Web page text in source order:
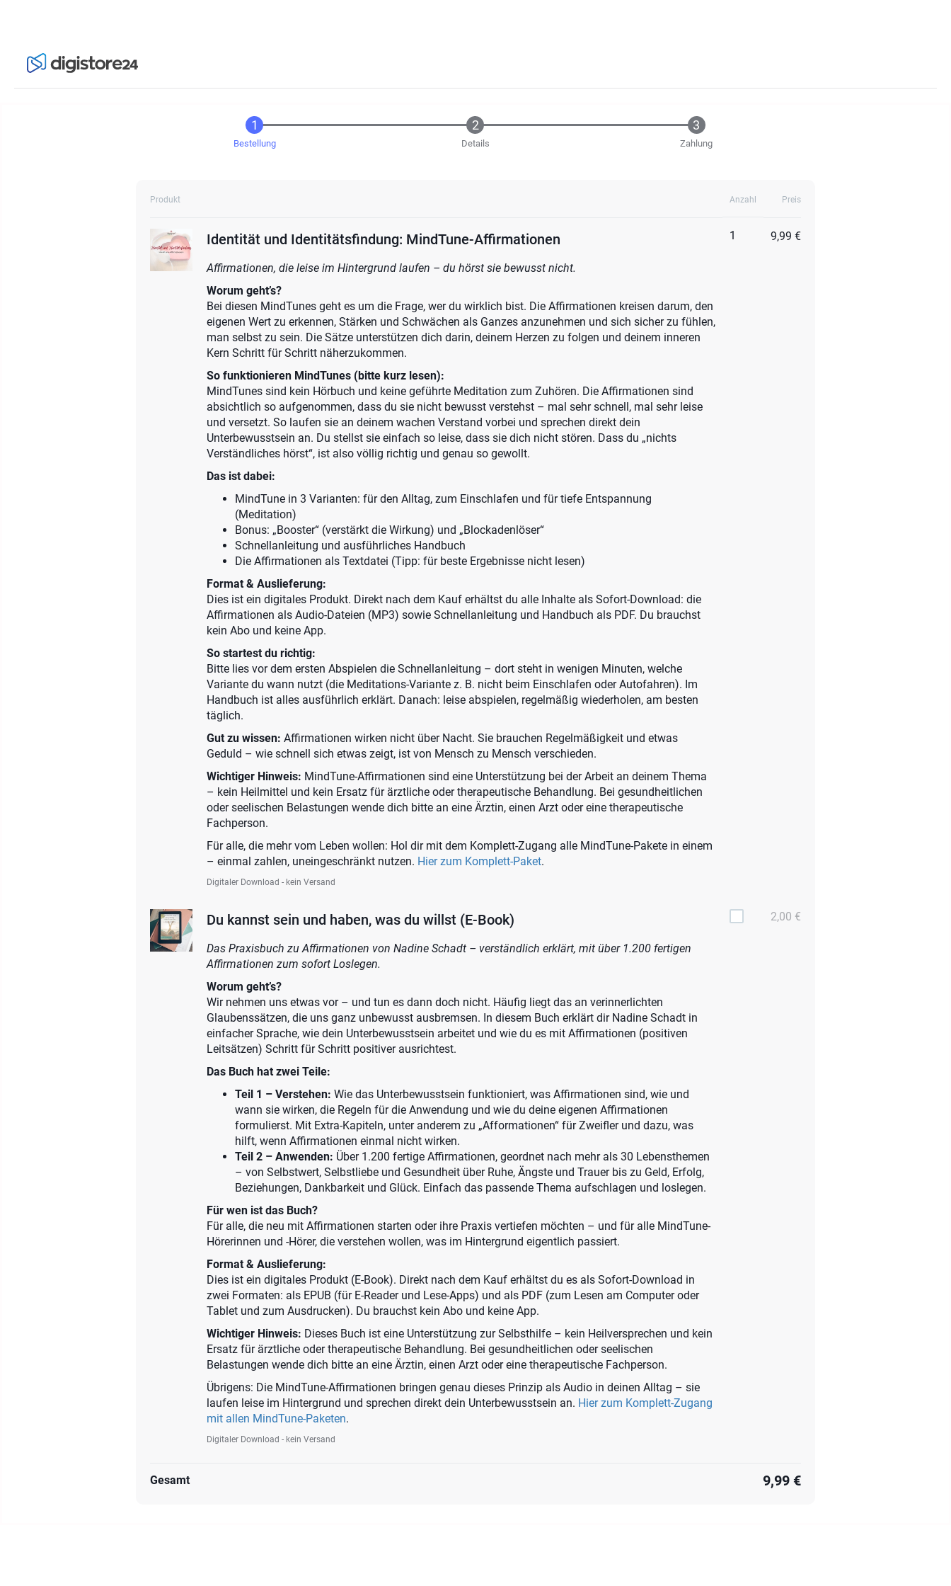
Bestellung Details Zahlung
Produkt Anzahl Preis
Identität und Identitätsfindung: MindTune-Affirmationen
Affirmationen, die leise im Hintergrund laufen – du hörst sie bewusst nicht.
Worum geht’s?
Bei diesen MindTunes geht es um die Frage, wer du wirklich bist. Die Affirmationen kreisen darum, den
eigenen Wert zu erkennen, Stärken und Schwächen als Ganzes anzunehmen und sich sicher zu fühlen,
man selbst zu sein. Die Sätze unterstützen dich darin, deinem Herzen zu folgen und deinem inneren
Kern Schritt für Schritt näherzukommen.
So funktionieren MindTunes (bitte kurz lesen):
MindTunes sind kein Hörbuch und keine geführte Meditation zum Zuhören. Die Affirmationen sind
absichtlich so aufgenommen, dass du sie nicht bewusst verstehst – mal sehr schnell, mal sehr leise
und versetzt. So laufen sie an deinem wachen Verstand vorbei und sprechen direkt dein
Unterbewusstsein an. Du stellst sie einfach so leise, dass sie dich nicht stören. Dass du „nichts
Verständliches hörst“, ist also völlig richtig und genau so gewollt.
Das ist dabei:
MindTune in 3 Varianten: für den Alltag, zum Einschlafen und für tiefe Entspannung
(Meditation)
Bonus: „Booster“ (verstärkt die Wirkung) und „Blockadenlöser“
Schnellanleitung und ausführliches Handbuch
Die Affirmationen als Textdatei (Tipp: für beste Ergebnisse nicht lesen)
Format & Auslieferung:
Dies ist ein digitales Produkt. Direkt nach dem Kauf erhältst du alle Inhalte als Sofort-Download: die
Affirmationen als Audio-Dateien (MP3) sowie Schnellanleitung und Handbuch als PDF. Du brauchst
kein Abo und keine App.
So startest du richtig:
Bitte lies vor dem ersten Abspielen die Schnellanleitung – dort steht in wenigen Minuten, welche
Variante du wann nutzt (die Meditations-Variante z. B. nicht beim Einschlafen oder Autofahren). Im
Handbuch ist alles ausführlich erklärt. Danach: leise abspielen, regelmäßig wiederholen, am besten
täglich.
Gut zu wissen: Affirmationen wirken nicht über Nacht. Sie brauchen Regelmäßigkeit und etwas
Geduld – wie schnell sich etwas zeigt, ist von Mensch zu Mensch verschieden.
Wichtiger Hinweis: MindTune-Affirmationen sind eine Unterstützung bei der Arbeit an deinem Thema
– kein Heilmittel und kein Ersatz für ärztliche oder therapeutische Behandlung. Bei gesundheitlichen
oder seelischen Belastungen wende dich bitte an eine Ärztin, einen Arzt oder eine therapeutische
Fachperson.
Für alle, die mehr vom Leben wollen: Hol dir mit dem Komplett-Zugang alle MindTune-Pakete in einem
– einmal zahlen, uneingeschränkt nutzen. Hier zum Komplett-Paket.
Digitaler Download - kein Versand
1 9,99 €
Du kannst sein und haben, was du willst (E-Book)
Das Praxisbuch zu Affirmationen von Nadine Schadt – verständlich erklärt, mit über 1.200 fertigen
Affirmationen zum sofort Loslegen.
Worum geht’s?
Wir nehmen uns etwas vor – und tun es dann doch nicht. Häufig liegt das an verinnerlichten
Glaubenssätzen, die uns ganz unbewusst ausbremsen. In diesem Buch erklärt dir Nadine Schadt in
einfacher Sprache, wie dein Unterbewusstsein arbeitet und wie du es mit Affirmationen (positiven
Leitsätzen) Schritt für Schritt positiver ausrichtest.
Das Buch hat zwei Teile:
Teil 1 – Verstehen: Wie das Unterbewusstsein funktioniert, was Affirmationen sind, wie und
wann sie wirken, die Regeln für die Anwendung und wie du deine eigenen Affirmationen
formulierst. Mit Extra-Kapiteln, unter anderem zu „Afformationen“ für Zweifler und dazu, was
hilft, wenn Affirmationen einmal nicht wirken.
Teil 2 – Anwenden: Über 1.200 fertige Affirmationen, geordnet nach mehr als 30 Lebensthemen
– von Selbstwert, Selbstliebe und Gesundheit über Ruhe, Ängste und Trauer bis zu Geld, Erfolg,
Beziehungen, Dankbarkeit und Glück. Einfach das passende Thema aufschlagen und loslegen.
Für wen ist das Buch?
Für alle, die neu mit Affirmationen starten oder ihre Praxis vertiefen möchten – und für alle MindTune-
Hörerinnen und -Hörer, die verstehen wollen, was im Hintergrund eigentlich passiert.
Format & Auslieferung:
Dies ist ein digitales Produkt (E-Book). Direkt nach dem Kauf erhältst du es als Sofort-Download in
zwei Formaten: als EPUB (für E-Reader und Lese-Apps) und als PDF (zum Lesen am Computer oder
Tablet und zum Ausdrucken). Du brauchst kein Abo und keine App.
Wichtiger Hinweis: Dieses Buch ist eine Unterstützung zur Selbsthilfe – kein Heilversprechen und kein
Ersatz für ärztliche oder therapeutische Behandlung. Bei gesundheitlichen oder seelischen
Belastungen wende dich bitte an eine Ärztin, einen Arzt oder eine therapeutische Fachperson.
Übrigens: Die MindTune-Affirmationen bringen genau dieses Prinzip als Audio in deinen Alltag – sie
laufen leise im Hintergrund und sprechen direkt dein Unterbewusstsein an. Hier zum Komplett-Zugang
mit allen MindTune-Paketen.
Digitaler Download - kein Versand
2,00 €
Gesamt 9,99 €